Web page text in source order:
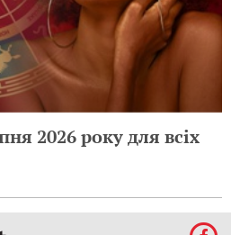
2026 року для всіх